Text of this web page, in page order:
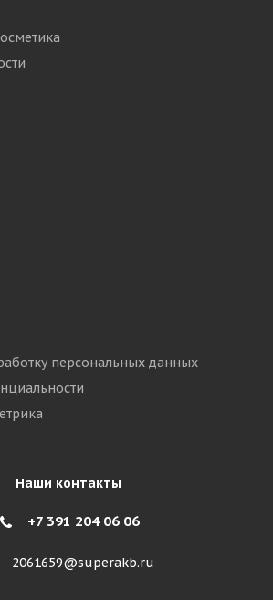
персональных данных
Наши контакты
+7 391 204 06 06
2061659@superakb.ru